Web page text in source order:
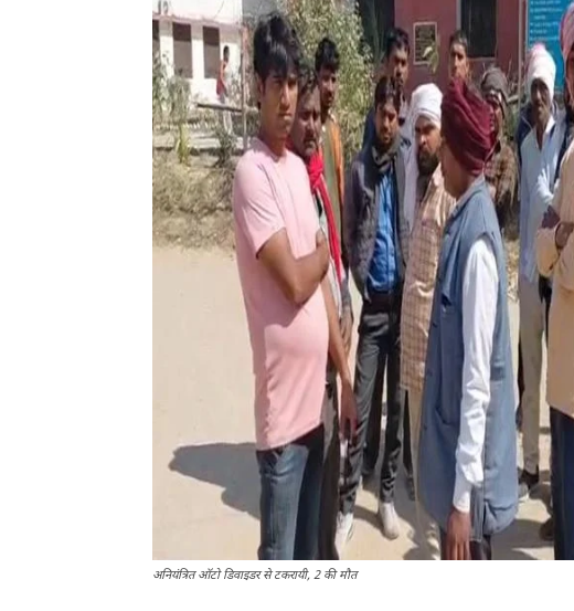
अनियंत्रित ऑटो डिवाइडर से टकरायी, 2 की मौत